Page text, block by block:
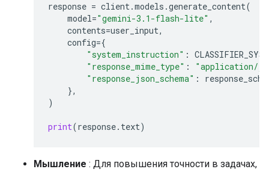
response = client.models .generate_content(
model="gemini-3.1-flash-lite" ,
contents=user_input,
config={
"system_instruction" :
"response_mime_type" :
"application/
"response_json_schema" :
},
)
print(response. text)
Мышление : Для повышения точности в задачах,